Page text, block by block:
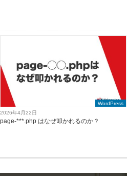
WordPress
2026年4月22日
page-***.php はなぜ叩かれるのか？